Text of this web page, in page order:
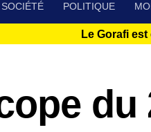
SOCIÉTÉ POLITIQUE
Le Gorafi
du